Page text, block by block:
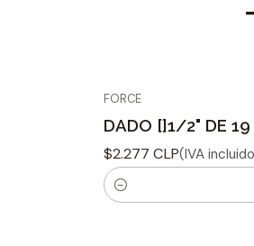
FORCE
DADO []1/2" DE
$2.277 CLP(IVA
C